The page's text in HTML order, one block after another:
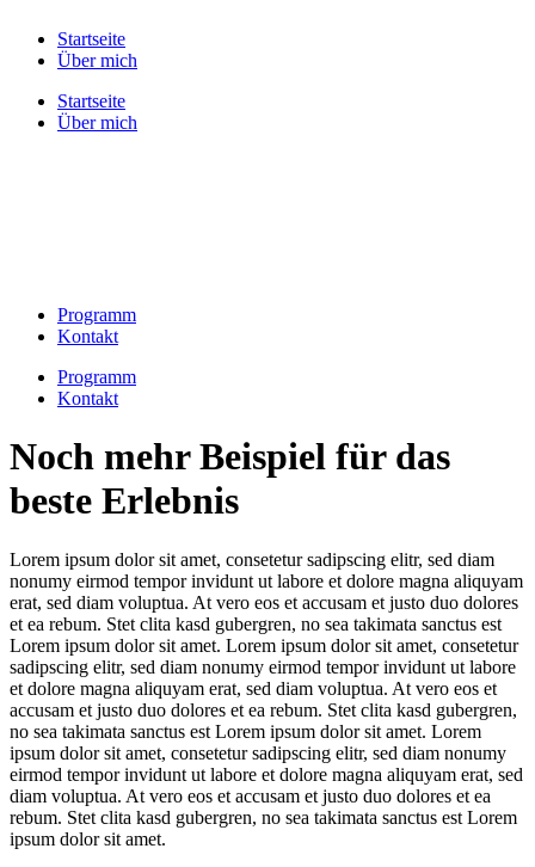
Inhalt
wechseln
Startseite
Über mich
Startseite
Über mich
Programm
Kontakt
Programm
Kontakt
Noch mehr Beispiel für das
beste Erlebnis
Lorem ipsum dolor sit amet, consetetur sadipscing elitr, sed diam
nonumy eirmod tempor invidunt ut labore et dolore magna aliquyam
erat, sed diam voluptua. At vero eos et accusam et justo duo dolores
et ea rebum. Stet clita kasd gubergren, no sea takimata sanctus est
Lorem ipsum dolor sit amet. Lorem ipsum dolor sit amet, consetetur
sadipscing elitr, sed diam nonumy eirmod tempor invidunt ut labore
et dolore magna aliquyam erat, sed diam voluptua. At vero eos et
accusam et justo duo dolores et ea rebum. Stet clita kasd gubergren,
no sea takimata sanctus est Lorem ipsum dolor sit amet. Lorem
ipsum dolor sit amet, consetetur sadipscing elitr, sed diam nonumy
eirmod tempor invidunt ut labore et dolore magna aliquyam erat, sed
diam voluptua. At vero eos et accusam et justo duo dolores et ea
rebum. Stet clita kasd gubergren, no sea takimata sanctus est Lorem
ipsum dolor sit amet.